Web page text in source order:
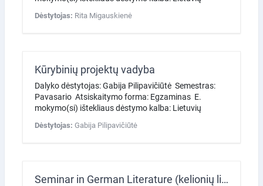
Dėstytojas: Rita Migauskienė
Kūrybinių projektų vadyba
Dalyko dėstytojas: Gabija Pilipavičiūtė Semestras:
Pavasario Atsiskaitymo forma: Egzaminas E.
mokymo(si) ištekliaus dėstymo kalba: Lietuvių
Dėstytojas: Gabija Pilipavičiūtė
Seminar in German Literature (kelionių literatūra)